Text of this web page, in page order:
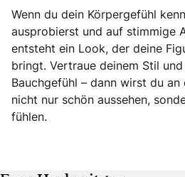
Wenn du dein Körpergefühl
ausprobierst und auf stimmige
entsteht ein Look, der deine
bringt. Vertraue deinem Stil
Bauchgefühl – dann wirst du
nicht nur schön aussehen,
fühlen.